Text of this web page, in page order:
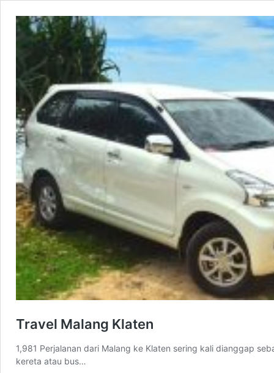
Travel Malang Klaten
1,981 Perjalanan dari Malang ke Klaten sering kali dianggap
kereta atau bus…